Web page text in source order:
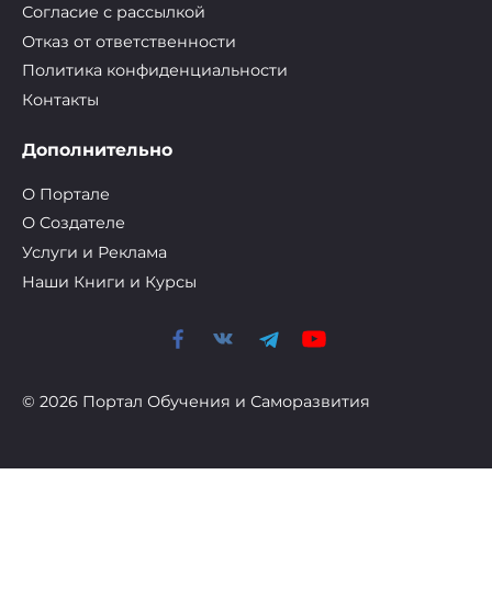
Согласие с рассылкой
Отказ от ответственности
Политика конфиденциальности
Контакты
Дополнительно
О Портале
О Cоздателе
Услуги и Реклама
Наши Книги и Курсы
© 2026 Портал Обучения и Саморазвития